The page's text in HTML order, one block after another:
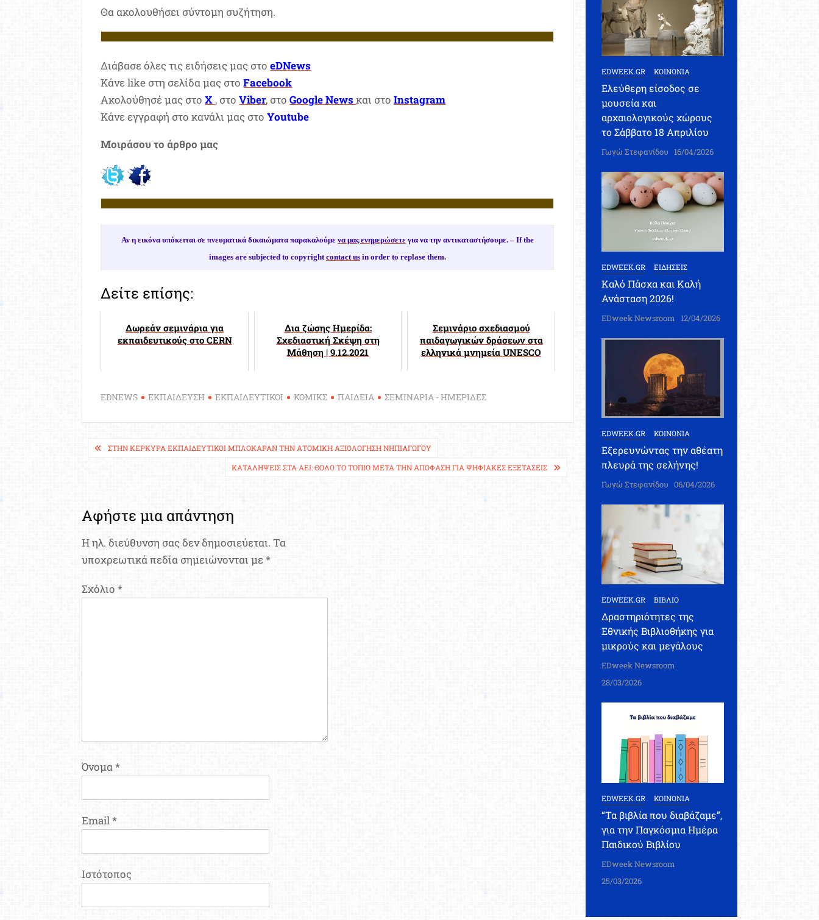
Θα ακολουθήσει σύντομη συζήτηση.
Διάβασε όλες τις ειδήσεις μας στοeDNews
Κάνε like στη σελίδα μας στοFacebook
Ακολούθησέ μας στοX , στοViber, στοGoogle News και στοInstagram
Κάνε εγγραφή στο κανάλι μας στοYoutube
Μοιράσου το άρθρο μας
Αν η εικόνα υπόκειται σε πνευματικά δικαιώματα παρακαλούμε να μας ενημερώσετεγια να την αντικαταστήσουμε. – If the
images are subjected to copyright contact usin order to replase them.
Δείτε επίσης:
Δωρεάν σεμινάρια για
εκπαιδευτικούς στο CERN
Δια ζώσης Ημερίδα:
Σχεδιαστική Σκέψη στη
Μάθηση | 9.12.2021
Σεμινάριο σχεδιασμού
παιδαγωγικών δράσεων στα
ελληνικά μνημεία UNESCO
EDNEWS ΕΚΠΑΙΔΕΥΣΗ ΕΚΠΑΙΔΕΥΤΙΚΟΙ ΚΟΜΙΚΣ ΠΑΙΔΕΙΑ ΣΕΜΙΝΑΡΙΑ - ΗΜΕΡΙΔΕΣ
Πλοήγηση
ΣΤΗΝ ΚΈΡΚΥΡΑ ΕΚΠΑΙΔΕΥΤΙΚΟΊ ΜΠΛΌΚΑΡΑΝ ΤΗΝ ΑΤΟΜΙΚΉ ΑΞΙΟΛΌΓΗΣΗ ΝΗΠΙΑΓΩΓΟΎ
ΚΑΤΑΛΉΨΕΙΣ ΣΤΑ ΑΕΙ: ΘΟΛΌ ΤΟ ΤΟΠΊΟ ΜΕΤΆ ΤΗΝ ΑΠΌΦΑΣΗ ΓΙΑ ΨΗΦΙΑΚΈΣ ΕΞΕΤΆΣΕΙΣ
Αφήστε μια απάντηση
Η ηλ. διεύθυνση σας δεν δημοσιεύεται. Τα
υποχρεωτικά πεδία σημειώνονται με*
Σχόλιο*
Όνομα*
Email*
Ιστότοπος
EDWEEK.GR ΚΟΙΝΩΝΙΑ
Ελεύθερη είσοδος σε
μουσεία και
αρχαιολογικούς χώρους
το Σάββατο 18 Απριλίου
Γωγώ Στεφανίδου 16/04/2026
EDWEEK.GR ΕΙΔΗΣΕΙΣ
Καλό Πάσχα και Καλή
Ανάσταση 2026!
EDweek Newsroom 12/04/2026
EDWEEK.GR ΚΟΙΝΩΝΙΑ
Εξερευνώντας την αθέατη
πλευρά της σελήνης!
Γωγώ Στεφανίδου 06/04/2026
EDWEEK.GR ΒΙΒΛΙΟ
Δραστηριότητες της
Εθνικής Βιβλιοθήκης για
μικρούς και μεγάλους
EDweek Newsroom
28/03/2026
EDWEEK.GR ΚΟΙΝΩΝΙΑ
“Τα βιβλία που διαβάζαμε”,
για την Παγκόσμια Ημέρα
Παιδικού Βιβλίου
EDweek Newsroom
25/03/2026